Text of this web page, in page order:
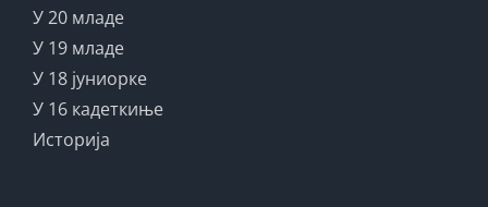
У 20 младе
У 19 младе
У 18 јуниорке
У 16 кадеткиње
Историја